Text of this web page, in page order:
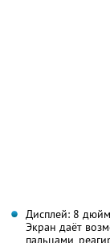
Дисплей: 8
Экран даёт
пальцами,